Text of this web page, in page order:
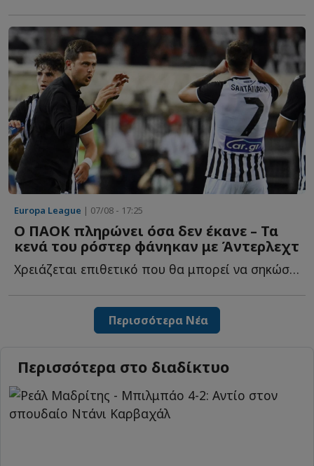
Europa League | 07/08 - 17:25
Ο ΠΑΟΚ πληρώνει όσα δεν έκανε – Τα
κενά του ρόστερ φάνηκαν με Άντερλεχτ
Χρειάζεται επιθετικό που θα μπορεί να σηκώσει το βάρος τ...
Περισσότερα Νέα
Περισσότερα στο διαδίκτυο